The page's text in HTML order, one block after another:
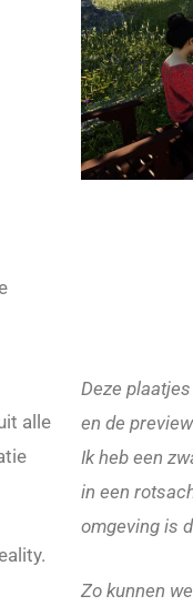
alle
Deze
en de
Ik heb een
in een
omgeving is
Zo kunnen